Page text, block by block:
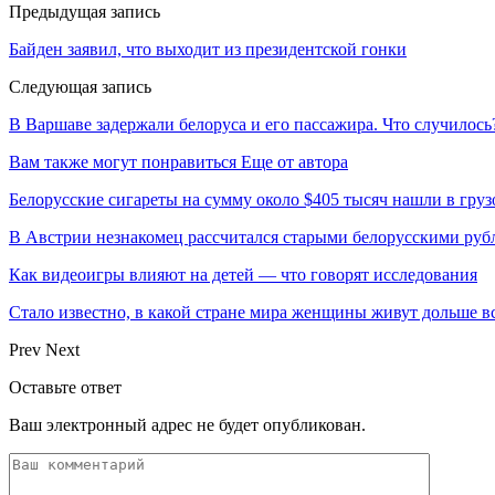
Предыдущая запись
Байден заявил, что выходит из президентской гонки
Следующая запись
В Варшаве задержали белоруса и его пассажира. Что
Вам также могут понравиться Еще от автора
Белорусские сигареты на сумму около $405 тысяч нашли в
В Австрии незнакомец рассчитался старыми белорусскими
Как видеоигры влияют на детей — что говорят исследования
Стало известно, в какой стране мира женщины живут дольше
Prev Next
Оставьте ответ
Ваш электронный адрес не будет опубликован.